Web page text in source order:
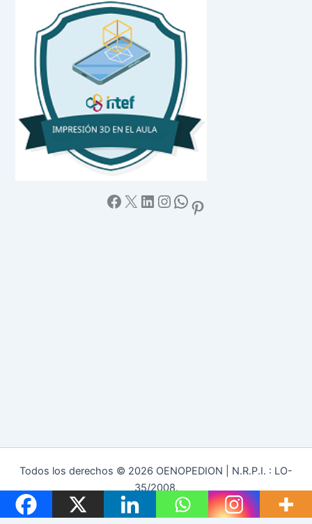
Facebook X LinkedIn Instagram WhatsApp Pinterest
Todos los derechos © 2026 OENOPEDION | N.R.P.I. : LO-
35/2008.